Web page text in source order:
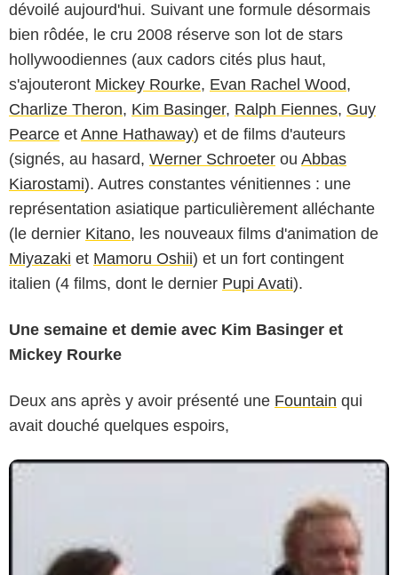
dévoilé aujourd'hui. Suivant une formule désormais
bien rôdée, le cru 2008 réserve son lot de stars
hollywoodiennes (aux cadors cités plus haut,
s'ajouteront Mickey Rourke, Evan Rachel Wood,
Charlize Theron, Kim Basinger, Ralph Fiennes, Guy
Pearce et Anne Hathaway) et de films d'auteurs
(signés, au hasard, Werner Schroeter ou Abbas
Kiarostami). Autres constantes vénitiennes : une
représentation asiatique particulièrement alléchante
(le dernier Kitano, les nouveaux films d'animation de
Miyazaki et Mamoru Oshii) et un fort contingent
italien (4 films, dont le dernier Pupi Avati).
Une semaine et demie avec Kim Basinger et
Mickey Rourke
Deux ans après y avoir présenté une Fountain qui
avait douché quelques espoirs,